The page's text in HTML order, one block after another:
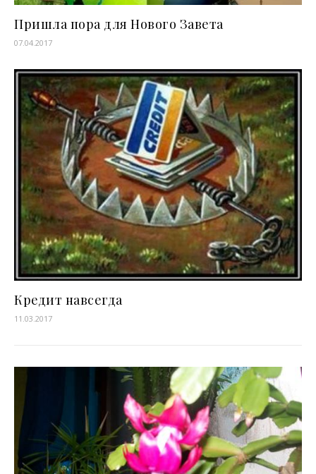
Пришла пора для Нового Завета
07.04.2017
Кредит навсегда
11.03.2017